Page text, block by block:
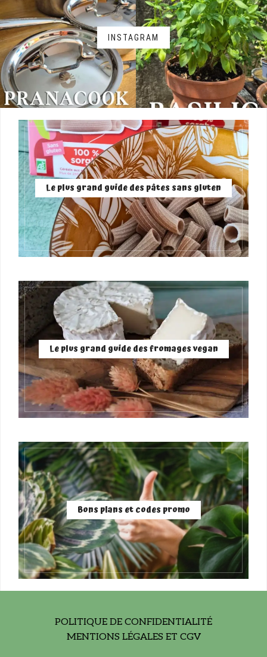
INSTAGRAM
Le plus grand guide des pâtes sans gluten
Le plus grand guide des fromages vegan
Bons plans et codes promo
POLITIQUE DE CONFIDENTIALITÉ
MENTIONS LÉGALES ET CGV